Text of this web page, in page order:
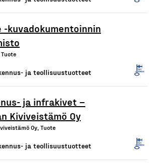
-kuvadokumentoinnin
Tuote
ja teollisuustuotteet
ja infrakivet –
Kiviveistämö Oy
Oy, Tuote
ja teollisuustuotteet